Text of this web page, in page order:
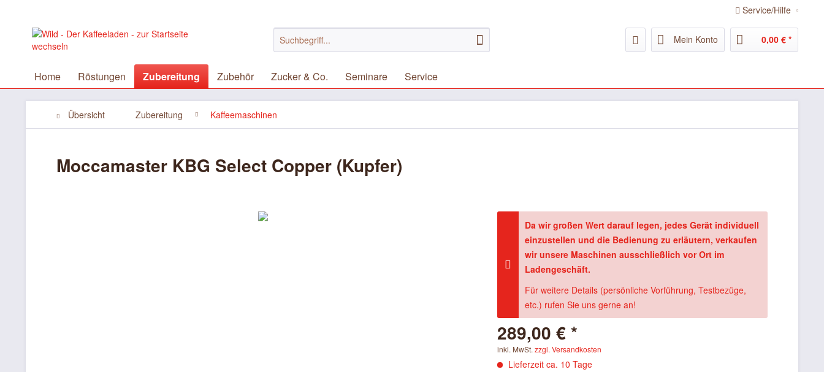
Service/Hilfe
Mein Konto 0,00 € *
Home Röstungen Zubereitung Zubehör Zucker & Co. Seminare Service
Übersicht Zubereitung Kaffeemaschinen
Moccamaster KBG Select Copper (Kupfer)
Da wir großen Wert darauf legen, jedes Gerät individuell
einzustellen und die Bedienung zu erläutern, verkaufen
wir unsere Maschinen ausschließlich vor Ort im
Ladengeschäft.
Für weitere Details (persönliche Vorführung, Testbezüge,
etc.) rufen Sie uns gerne an!
289,00 € *
inkl. MwSt.zzgl. Versandkosten
Lieferzeit ca. 10 Tage